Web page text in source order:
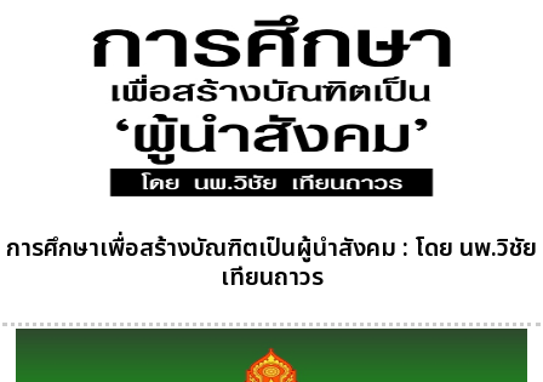
การศึกษาเพื่อสร้างบัณฑิตเป็นผู้นำสังคม : โดย นพ.วิชัย
เทียนถาวร